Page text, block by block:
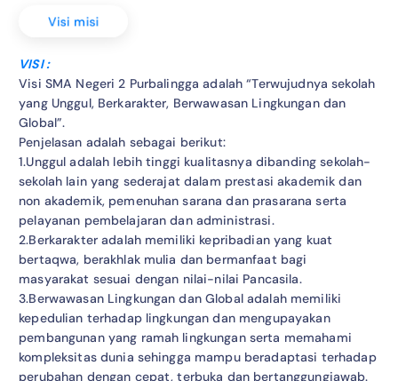
Visi misi
VISI :
Visi SMA Negeri 2 Purbalingga adalah “Terwujudnya sekolah
yang Unggul, Berkarakter, Berwawasan Lingkungan dan
Global”.
Penjelasan adalah sebagai berikut:
1.Unggul adalah lebih tinggi kualitasnya dibanding sekolah-
sekolah lain yang sederajat dalam prestasi akademik dan
non akademik, pemenuhan sarana dan prasarana serta
pelayanan pembelajaran dan administrasi.
2.Berkarakter adalah memiliki kepribadian yang kuat
bertaqwa, berakhlak mulia dan bermanfaat bagi
masyarakat sesuai dengan nilai-nilai Pancasila.
3.Berwawasan Lingkungan dan Global adalah memiliki
kepedulian terhadap lingkungan dan mengupayakan
pembangunan yang ramah lingkungan serta memahami
kompleksitas dunia sehingga mampu beradaptasi terhadap
perubahan dengan cepat, terbuka dan bertanggungjawab.